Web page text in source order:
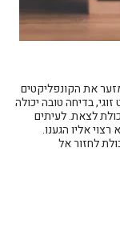
את הקונפליקטים
בדיחה טובה יכולה
לצאת. לעיתים
אליו הגענו.
לחזור אל